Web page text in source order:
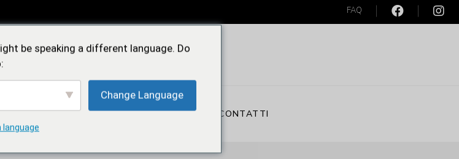
FAQ
FEDE SOLIDALE NEWS CONTATTI
Feidìa
Iconica
be speaking a different language. Do
Change Language
language